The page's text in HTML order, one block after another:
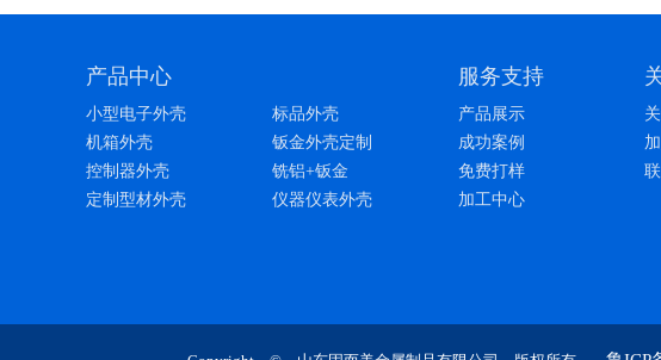
产品中心
小型电子外壳
机箱外壳
控制器外壳
定制型材外壳
标品外壳
钣金外壳定制
铣铝+钣金
仪器仪表外壳
服务支持
产品展示
成功案例
免费打样
加工中心